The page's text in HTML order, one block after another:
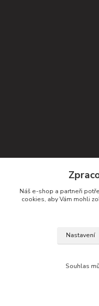
Kontakty
+420 732 552 122
Náš e-shop a partneři
cookies, aby Vám mohli
Nastavení
Souhlas